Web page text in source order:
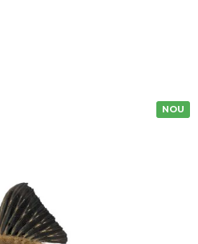
NOU